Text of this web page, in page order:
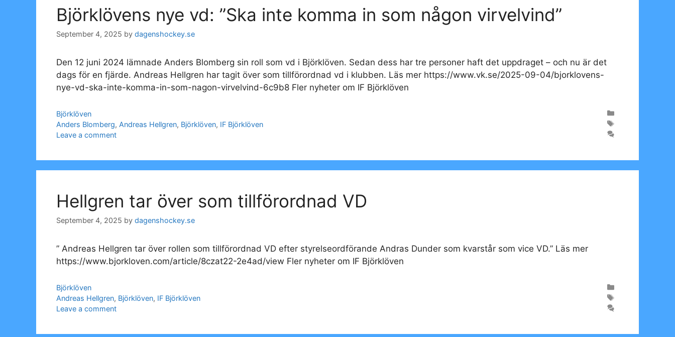
Björklövens nye vd: ”Ska inte komma in som någon virvelvind”
September 4, 2025 by dagenshockey.se
Den 12 juni 2024 lämnade Anders Blomberg sin roll som vd i Björklöven. Sedan dess har tre personer haft det uppdraget – och nu är det
dags för en fjärde. Andreas Hellgren har tagit över som tillförordnad vd i klubben. Läs mer https://www.vk.se/2025-09-04/bjorklovens-
nye-vd-ska-inte-komma-in-som-nagon-virvelvind-6c9b8 Fler nyheter om IF Björklöven
Categories
Björklöven
Tags
Anders Blomberg, Andreas Hellgren, Björklöven, IF Björklöven
Leave a comment
Hellgren tar över som tillförordnad VD
September 4, 2025 by dagenshockey.se
” Andreas Hellgren tar över rollen som tillförordnad VD efter styrelseordförande Andras Dunder som kvarstår som vice VD.” Läs mer
https://www.bjorkloven.com/article/8czat22-2e4ad/view Fler nyheter om IF Björklöven
Categories
Björklöven
Tags
Andreas Hellgren, Björklöven, IF Björklöven
Leave a comment